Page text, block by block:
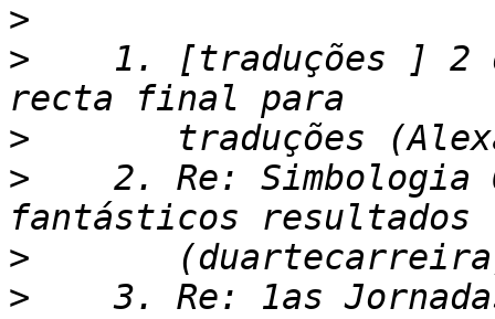
>
>
1. [traduções ] 2
>
>
2. Re: Simbologia
>
>
3. Re: 1as